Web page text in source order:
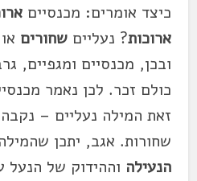
כיצד אומרים: מכנסיים
ארוכות? נעלייםשחורים
ובכן, מכנסיים ומגפיים,
כולם זכר. לכן נאמר
זאת המילה נעליים –
שחורות. אגב, יתכן
הנעילה וההידוק של